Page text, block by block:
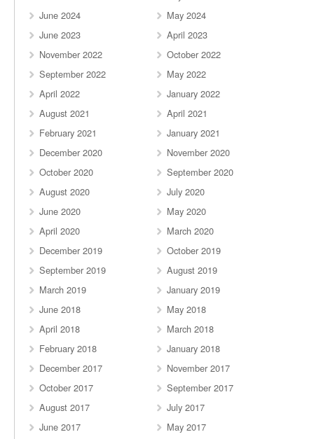
June 2024
May 2024
June 2023
April 2023
November 2022
October 2022
September 2022
May 2022
April 2022
January 2022
August 2021
April 2021
February 2021
January 2021
December 2020
November 2020
October 2020
September 2020
August 2020
July 2020
June 2020
May 2020
April 2020
March 2020
December 2019
October 2019
September 2019
August 2019
March 2019
January 2019
June 2018
May 2018
April 2018
March 2018
February 2018
January 2018
December 2017
November 2017
October 2017
September 2017
August 2017
July 2017
June 2017
May 2017